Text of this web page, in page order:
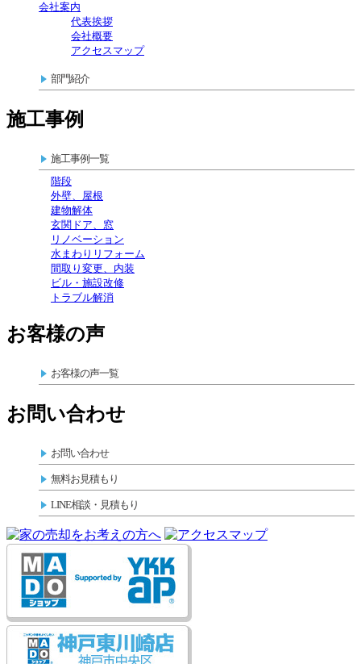
会社案内
代表挨拶
会社概要
アクセスマップ
部門紹介
施工事例
施工事例一覧
階段
外壁、屋根
建物解体
玄関ドア、窓
リノベーション
水まわりリフォーム
間取り変更、内装
ビル・施設改修
トラブル解消
お客様の声
お客様の声一覧
お問い合わせ
お問い合わせ
無料お見積もり
LINE相談・見積もり